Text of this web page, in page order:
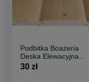
Podbitka Boazeria
Deska Elewacyjna
PółBal Listwy
30 zł